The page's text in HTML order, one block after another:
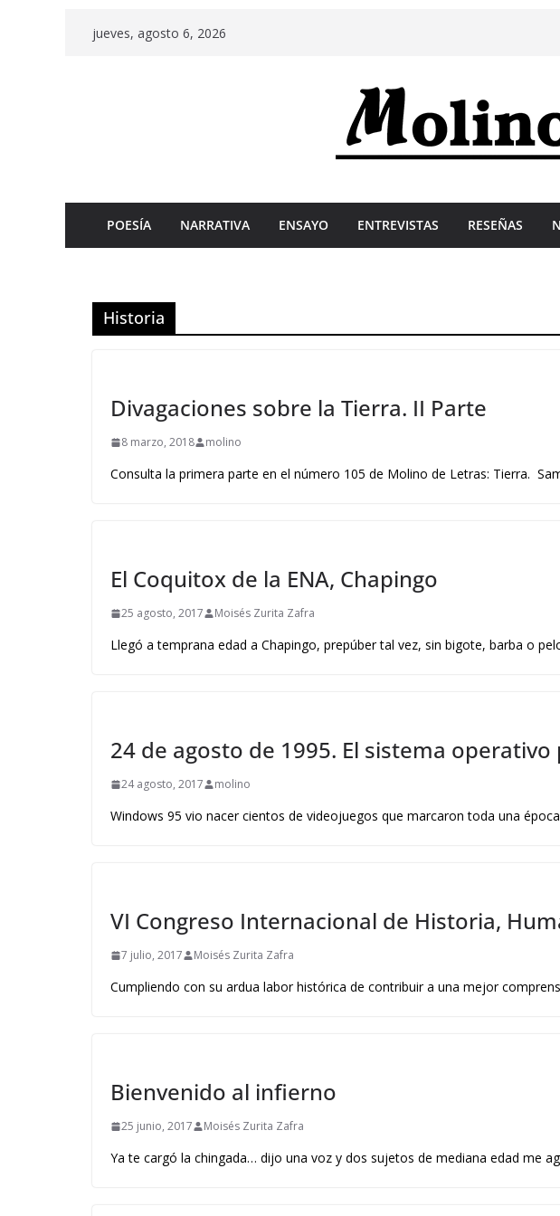
jueves, agosto 6, 2026
POESÍA NARRATIVA ENSAYO ENTREVISTAS RESEÑAS
Historia
Divagaciones sobre la Tierra. II Parte
8 marzo, 2018 molino
Consulta la primera parte en el número 105 de Molino de Letras: Tierra.
El Coquitox de la ENA, Chapingo
25 agosto, 2017 Moisés Zurita Zafra
Llegó a temprana edad a Chapingo, prepúber tal vez, sin bigote, barba o
24 de agosto de 1995. El sistema
24 agosto, 2017 molino
Windows 95 vio nacer cientos de videojuegos que marcaron toda una
VI Congreso Internacional de Historia,
7 julio, 2017 Moisés Zurita Zafra
Cumpliendo con su ardua labor histórica de contribuir a una mejor
Bienvenido al infierno
25 junio, 2017 Moisés Zurita Zafra
Ya te cargó la chingada… dijo una voz y dos sujetos de mediana edad me